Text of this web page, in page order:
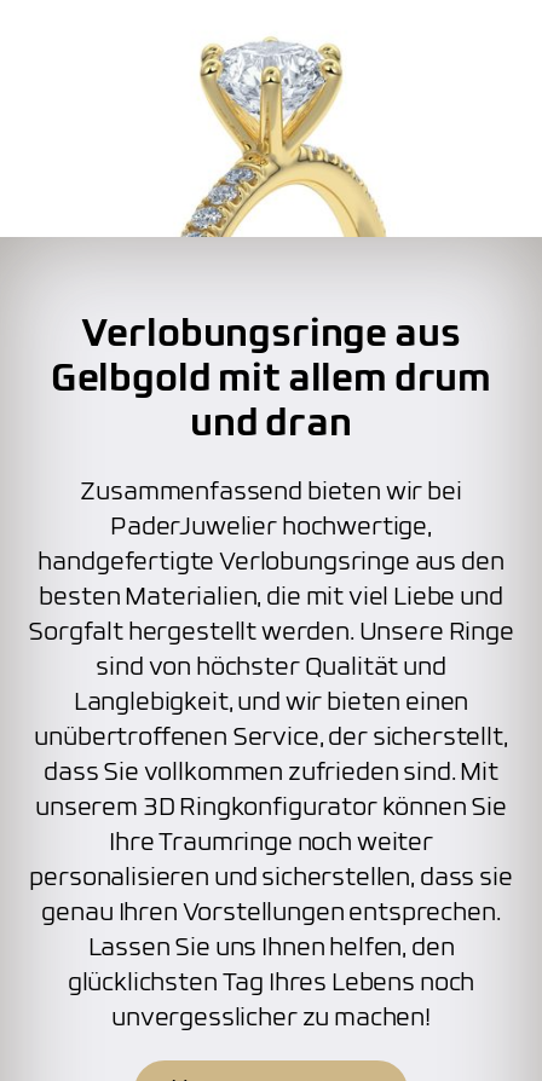
Verlobungsringe aus
Gelbgold mit allem drum
und dran
Zusammenfassend bieten wir bei
PaderJuwelier hochwertige,
handgefertigte Verlobungsringe aus den
besten Materialien, die mit viel Liebe und
Sorgfalt hergestellt werden. Unsere Ringe
sind von höchster Qualität und
Langlebigkeit, und wir bieten einen
unübertroffenen Service, der sicherstellt,
dass Sie vollkommen zufrieden sind. Mit
unserem 3D Ringkonfigurator können Sie
Ihre Traumringe noch weiter
personalisieren und sicherstellen, dass sie
genau Ihren Vorstellungen entsprechen.
Lassen Sie uns Ihnen helfen, den
glücklichsten Tag Ihres Lebens noch
unvergesslicher zu machen!